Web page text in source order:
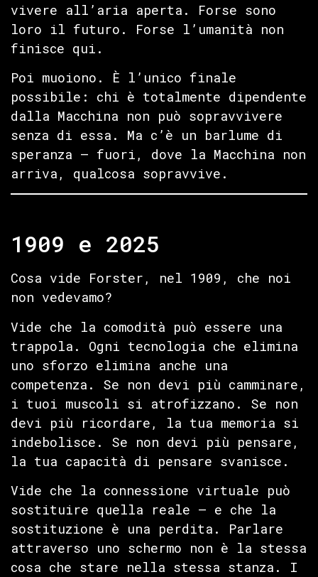
vivere all’aria aperta. Forse sono
loro il futuro. Forse l’umanità non
finisce qui.
Poi muoiono. È l’unico finale
possibile: chi è totalmente dipendente
dalla Macchina non può sopravvivere
senza di essa. Ma c’è un barlume di
speranza — fuori, dove la Macchina non
arriva, qualcosa sopravvive.
1909 e 2025
Cosa vide Forster, nel 1909, che noi
non vedevamo?
Vide che la comodità può essere una
trappola. Ogni tecnologia che elimina
uno sforzo elimina anche una
competenza. Se non devi più camminare,
i tuoi muscoli si atrofizzano. Se non
devi più ricordare, la tua memoria si
indebolisce. Se non devi più pensare,
la tua capacità di pensare svanisce.
Vide che la connessione virtuale può
sostituire quella reale — e che la
sostituzione è una perdita. Parlare
attraverso uno schermo non è la stessa
cosa che stare nella stessa stanza. I